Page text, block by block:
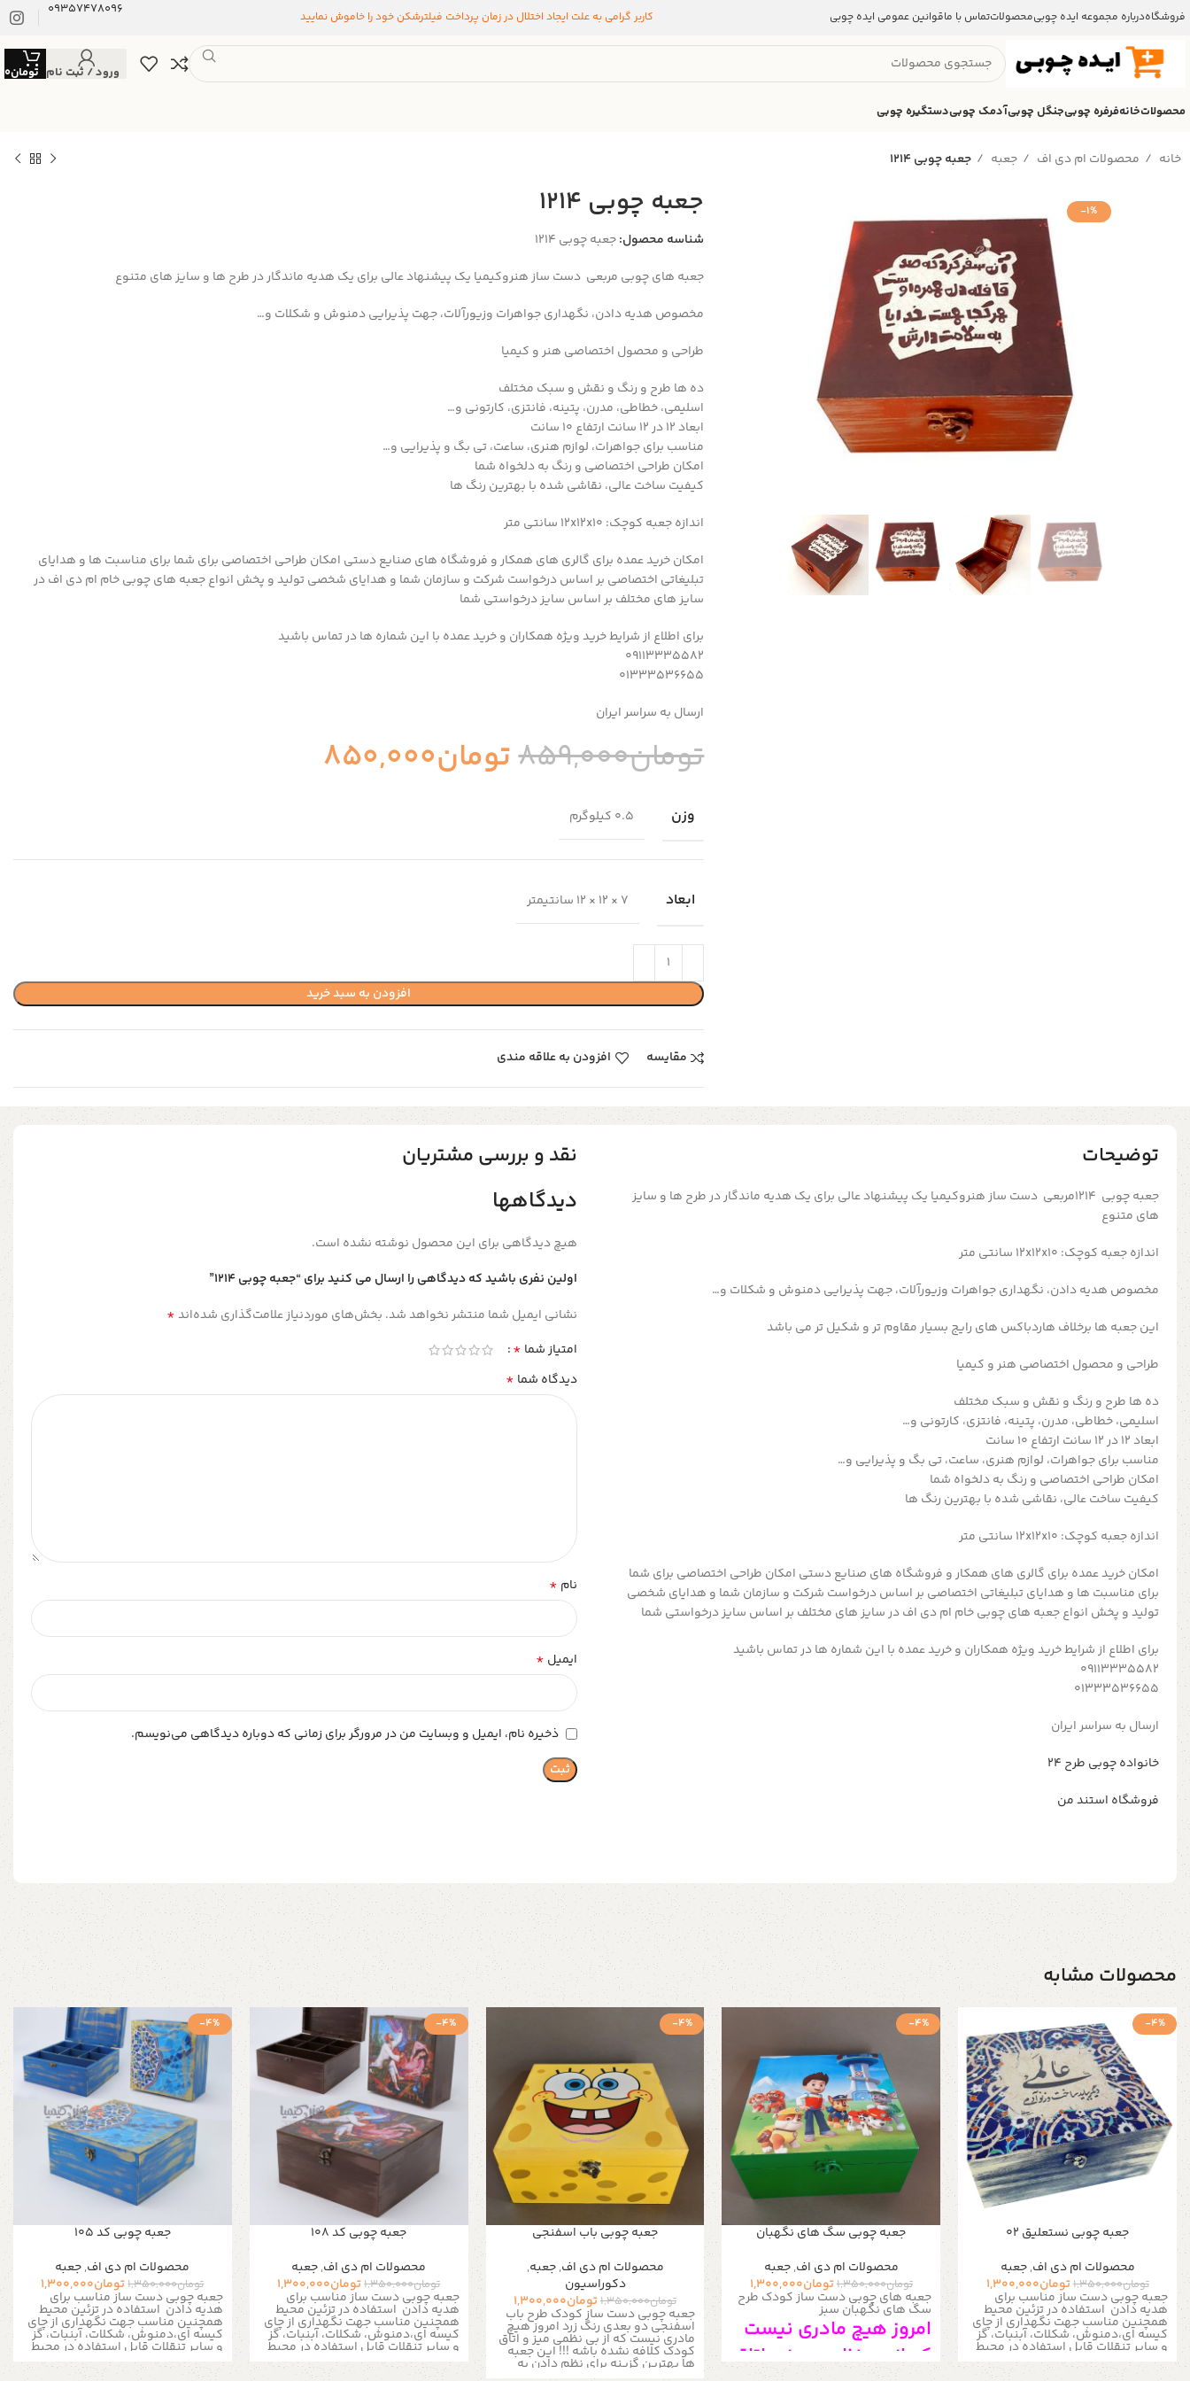
فروشگاهدرباره مجموعه ایده چوبیمحصولاتتماس با ماقوانین عمومی ایده چوبی کاربر گرامی به علت ایجاد اختلال در زمان پرداخت فیلترشکن خود را خاموش نمایید 09357478096
ورود / ثبت نام تومان0
محصولاتخانهفرفره چوبیجنگل چوبیآدمک چوبیدستگیره چوبی
خانه محصولات ام دی اف جعبه جعبه چوبی ۱۲۱۴
-1% جعبه چوبی ۱۲۱۴
شناسه محصول:جعبه چوبی ۱۲۱۴
جعبه های چوبی مربعی دست ساز هنروکیمیا یک پیشنهاد عالی برای یک هدیه ماندگار در طرح ها و سایز های متنوع
مخصوص هدیه دادن، نگهداری جواهرات وزیورآلات، جهت پذیرایی دمنوش و شکلات و…
طراحی و محصول اختصاصی هنر و کیمیا
ده ها طرح و رنگ و نقش و سبک مختلف
اسلیمی، خطاطی، مدرن، پتینه، فانتزی، کارتونی و…
ابعاد ۱۲ در ۱۲ سانت ارتفاع 10 سانت
مناسب برای جواهرات، لوازم هنری، ساعت، تی بگ و پذیرایی و…
امکان طراحی اختصاصی و رنگ به دلخواه شما
کیفیت ساخت عالی، نقاشی شده با بهترین رنگ ها
اندازه جعبه کوچک: 12x12x10 سانتی متر
امکان خرید عمده برای گالری های همکار و فروشگاه های صنایع دستی امکان طراحی اختصاصی برای شما برای مناسبت ها و هدایای
تبلیغاتی اختصاصی بر اساس درخواست شرکت و سازمان شما و هدایای شخصی تولید و پخش انواع جعبه های چوبی خام ام دی اف در
سایز های مختلف بر اساس سایز درخواستی شما
برای اطلاع از شرایط خرید ویژه همکاران و خرید عمده با این شماره ها در تماس باشید
09113335582
01333536655
ارسال به سراسر ایران
تومان859,000تومان850,000
وزن 0.5 کیلوگرم
ابعاد 7 × 12 × 12 سانتیمتر
افزودن به سبد خرید
مقایسه افزودن به علاقه مندی
توضیحات
جعبه چوبی ۱۲۱۴مربعی دست ساز هنروکیمیا یک پیشنهاد عالی برای یک هدیه ماندگار در طرح ها و سایز
های متنوع
اندازه جعبه کوچک: 12x12x10 سانتی متر
مخصوص هدیه دادن، نگهداری جواهرات وزیورآلات، جهت پذیرایی دمنوش و شکلات و…
این جعبه ها برخلاف هاردباکس های رایج بسیار مقاوم تر و شکیل تر می باشد
طراحی و محصول اختصاصی هنر و کیمیا
ده ها طرح و رنگ و نقش و سبک مختلف
اسلیمی، خطاطی، مدرن، پتینه، فانتزی، کارتونی و…
ابعاد ۱۲ در ۱۲ سانت ارتفاع 10 سانت
مناسب برای جواهرات، لوازم هنری، ساعت، تی بگ و پذیرایی و…
امکان طراحی اختصاصی و رنگ به دلخواه شما
کیفیت ساخت عالی، نقاشی شده با بهترین رنگ ها
اندازه جعبه کوچک: 12x12x10 سانتی متر
امکان خرید عمده برای گالری های همکار و فروشگاه های صنایع دستی امکان طراحی اختصاصی برای شما
برای مناسبت ها و هدایای تبلیغاتی اختصاصی بر اساس درخواست شرکت و سازمان شما و هدایای شخصی
تولید و پخش انواع جعبه های چوبی خام ام دی اف در سایز های مختلف بر اساس سایز درخواستی شما
برای اطلاع از شرایط خرید ویژه همکاران و خرید عمده با این شماره ها در تماس باشید
09113335582
01333536655
ارسال به سراسر ایران
خانواده چوبی طرح ۲۴
فروشگاه استند من
نقد و بررسی مشتریان
دیدگاهها
هیچ دیدگاهی برای این محصول نوشته نشده است.
اولین نفری باشید که دیدگاهی را ارسال می کنید برای “جعبه چوبی ۱۲۱۴”
نشانی ایمیل شما منتشر نخواهد شد. بخش‌های موردنیاز علامت‌گذاری شده‌اند*
امتیاز شما *
دیدگاه شما *
نام *
ایمیل *
ذخیره نام، ایمیل و وبسایت من در مرورگر برای زمانی که دوباره دیدگاهی می‌نویسم.
محصولات مشابه
-4%
جعبه چوبی نستعلیق 02
محصولات ام دی اف,جعبه
تومان1,350,000تومان1,300,000
جعبه چوبی دست ساز مناسب برای
هدیه دادن استفاده در تزئین محیط
همچنین مناسب جهت نگهداری از چای
کیسه ای،دمنوش، شکلات، آبنبات، گز
و سایر تنقلات قابل استفاده در محیط
منزل، ادارات ، کافی شاپ ها و مناسب
برای نظم دادن به زیور آلات و لوازم ریز
-4%
جعبه چوبی سگ های نگهبان
محصولات ام دی اف,جعبه
تومان1,350,000تومان1,300,000
جعبه های چوبی دست ساز کودک طرح
سگ های نگهبان سبز
امروز هیچ مادری نیست
که از بی نظمی میز و اتاق
-4%
جعبه چوبی باب اسفنجی
محصولات ام دی اف,جعبه,
دکوراسیون
تومان1,350,000تومان1,300,000
جعبه چوبی دست ساز کودک طرح باب
اسفنجی دو بعدی رنگ زرد امروز هیچ
مادری نیست که از بی نظمی میز و اتاق
کودک کلافه نشده باشه !!! این جعبه
ها بهترین گزینه برای نظم دادن به
وسایل ریز و خرد کودک شما هست
-4%
جعبه چوبی کد 108
محصولات ام دی اف,جعبه
تومان1,350,000تومان1,300,000
جعبه چوبی دست ساز مناسب برای
هدیه دادن استفاده در تزئین محیط
همچنین مناسب جهت نگهداری از چای
کیسه ای،دمنوش، شکلات، آبنبات، گز
و سایر تنقلات قابل استفاده در محیط
منزل، ادارات ، کافی شاپ ها و مناسب
برای نظم دادن به زیور آلات و لوازم ریز
-4%
جعبه چوبی کد 105
محصولات ام دی اف,جعبه
تومان1,350,000تومان1,300,000
جعبه چوبی دست ساز مناسب برای
هدیه دادن استفاده در تزئین محیط
همچنین مناسب جهت نگهداری از چای
کیسه ای،دمنوش، شکلات، آبنبات، گز
و سایر تنقلات قابل استفاده در محیط
منزل، ادارات ، کافی شاپ ها و مناسب
برای نظم دادن به زیور آلات و لوازم ریز